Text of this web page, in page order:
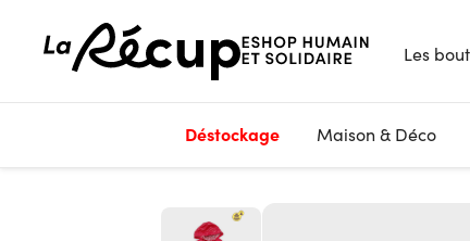
Les
Déstockage Maison & Déco